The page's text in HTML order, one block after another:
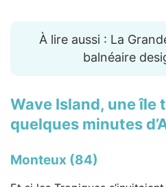
À lire aussi : La
balnéaire
Wave Island, une île
quelques minutes
Monteux (84)